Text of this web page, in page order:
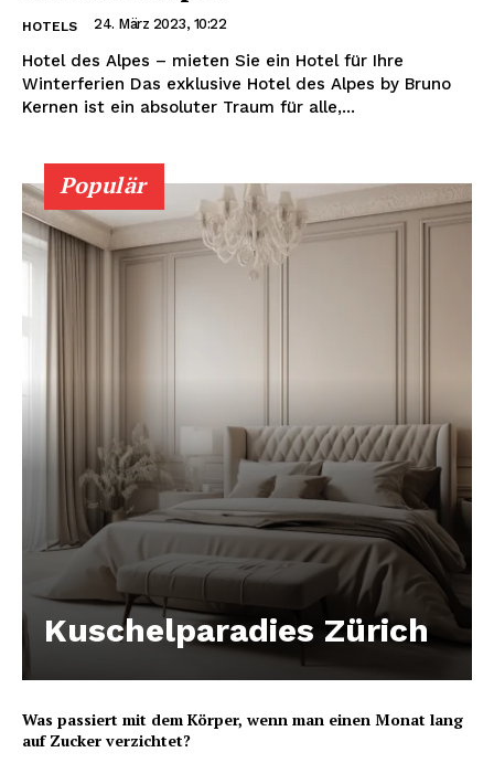
HOTELS 24. März 2023, 10:22
Hotel des Alpes – mieten Sie ein Hotel für Ihre
Winterferien Das exklusive Hotel des Alpes by Bruno
Kernen ist ein absoluter Traum für alle,...
Populär
Kuschelparadies Zürich
Was passiert mit dem Körper, wenn man einen Monat lang
auf Zucker verzichtet?